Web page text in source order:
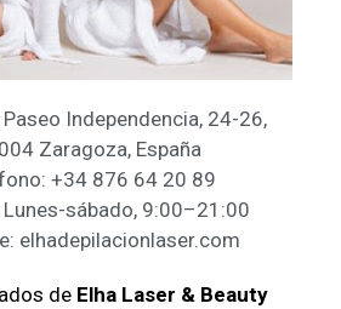
Independencia, 24-26,
Zaragoza, España
+34 876 64 20 89
sábado, 9:00–21:00
elhadepilacionlaser.com
de Elha Laser & Beauty